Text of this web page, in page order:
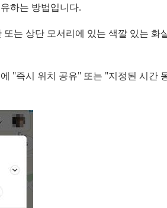
하는 방법입니다.
는 상단 모서리에 있는 색깔 있는 화
"즉시 위치 공유" 또는 "지정된 시간